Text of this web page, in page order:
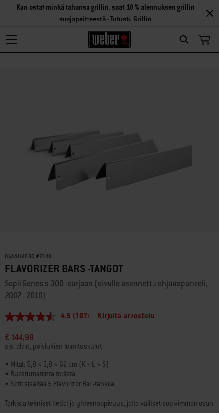
Search
Kun ostat minkä tahansa grillin, saat 10 % alennuksen grillin
suojapeitteestä -Tutustu Grillin
OSANUMERO # 7540
FLAVORIZER BARS -TANGOT
Sopii Genesis 300 -sarjaan (sivulle asennettu ohjauspaneeli,
2007–2010)
4.5
5
tähteä,
keskimääräinen
arvosana.
Read
107
Reviews.
sivun
linkki.
4.5 (107) Kirjoita arvostelu
€ 144,99
sis. alv:n, poislukien toimituskulut
• Mitat: 5,8 × 5,8 × 62 cm (K × L × S)
• Ruostumatonta terästä
• Setti sisältää 5 Flavorizer Bar -tankoa
Tarkista tekniset tiedot ja yhteensopivuus, jotta valitset sopivimman osan